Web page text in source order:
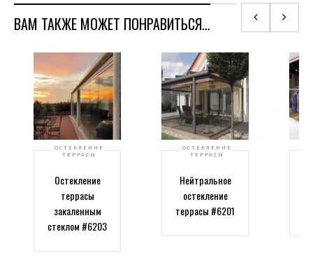
ВАМ ТАКЖЕ МОЖЕТ ПОНРАВИТЬСЯ…
ОСТЕКЛЕНИЕ
ТЕРРАСЫ
Остекление
террасы
закаленным
стеклом #6203
ОСТЕКЛЕНИЕ
ТЕРРАСЫ
Нейтральное
остекление
террасы #6201